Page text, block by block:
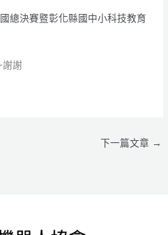
總決賽暨彰化縣國中小科技教育
謝
下一篇文章 →